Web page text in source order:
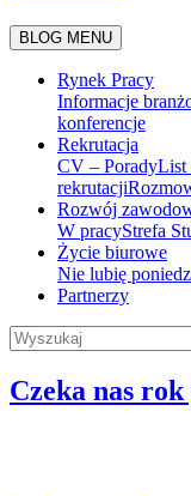
BLOG MENU
Rynek Pracy
Informacje
konferencje
Rekrutacja
CV – PoradyList
rekrutacji
Rozwój
W pracyStrefa
Życie biurowe
Nie lubię
Partnerzy
Czeka nas